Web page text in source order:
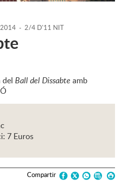
2014 - 2/4 D'11 NIT
del Ball del Dissabte amb
7 Euros
Compartir